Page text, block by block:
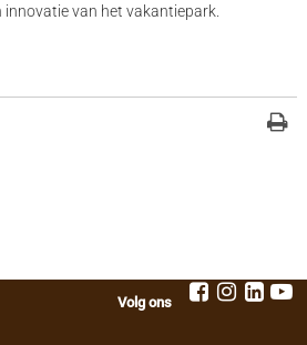
van het vakantiepark.
Volg ons